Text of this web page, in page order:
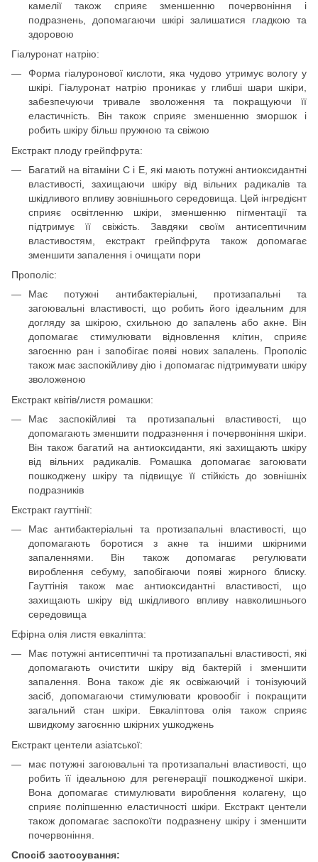
камелії також сприяє зменшенню почервоніння і
подразнень, допомагаючи шкірі залишатися гладкою та
здоровою
Гіалуронат натрію:
Форма гіалуронової кислоти, яка чудово утримує вологу у
шкірі. Гіалуронат натрію проникає у глибші шари шкіри,
забезпечуючи тривале зволоження та покращуючи її
еластичність. Він також сприяє зменшенню зморшок і
робить шкіру більш пружною та свіжою
Екстракт плоду грейпфрута:
Багатий на вітаміни С і Е, які мають потужні антиоксидантні
властивості, захищаючи шкіру від вільних радикалів та
шкідливого впливу зовнішнього середовища. Цей інгредієнт
сприяє освітленню шкіри, зменшенню пігментації та
підтримує її свіжість. Завдяки своїм антисептичним
властивостям, екстракт грейпфрута також допомагає
зменшити запалення і очищати пори
Прополіс:
Має потужні антибактеріальні, протизапальні та
загоювальні властивості, що робить його ідеальним для
догляду за шкірою, схильною до запалень або акне. Він
допомагає стимулювати відновлення клітин, сприяє
загоєнню ран і запобігає появі нових запалень. Прополіс
також має заспокійливу дію і допомагає підтримувати шкіру
зволоженою
Екстракт квітів/листя ромашки:
Має заспокійливі та протизапальні властивості, що
допомагають зменшити подразнення і почервоніння шкіри.
Він також багатий на антиоксиданти, які захищають шкіру
від вільних радикалів. Ромашка допомагає загоювати
пошкоджену шкіру та підвищує її стійкість до зовнішніх
подразників
Екстракт гауттінії:
Має антибактеріальні та протизапальні властивості, що
допомагають боротися з акне та іншими шкірними
запаленнями. Він також допомагає регулювати
вироблення себуму, запобігаючи появі жирного блиску.
Гауттінія також має антиоксидантні властивості, що
захищають шкіру від шкідливого впливу навколишнього
середовища
Ефірна олія листя евкаліпта:
Має потужні антисептичні та протизапальні властивості, які
допомагають очистити шкіру від бактерій і зменшити
запалення. Вона також діє як освіжаючий і тонізуючий
засіб, допомагаючи стимулювати кровообіг і покращити
загальний стан шкіри. Евкаліптова олія також сприяє
швидкому загоєнню шкірних ушкоджень
Екстракт центели азіатської:
має потужні загоювальні та протизапальні властивості, що
робить її ідеальною для регенерації пошкодженої шкіри.
Вона допомагає стимулювати вироблення колагену, що
сприяє поліпшенню еластичності шкіри. Екстракт центели
також допомагає заспокоїти подразнену шкіру і зменшити
почервоніння.
Спосіб застосування: